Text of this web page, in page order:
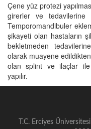
Çene yüz protezi
girerler ve tedavilerine
Temporomandibuler
şikayeti olan hastaların
bekletmeden
olarak muayene
olan splint ve ilaçlar ile
yapılır.
T.C. Erciyes